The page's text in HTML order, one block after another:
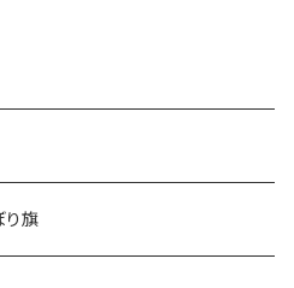
り旗